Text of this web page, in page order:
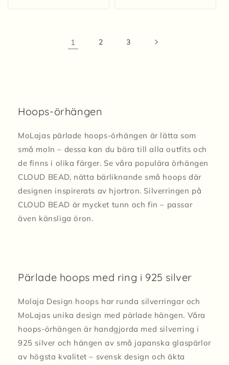
1 2 3
Hoops-örhängen
MoLajas pärlade hoops-örhängen är lätta som
små moln – dessa kan du bära till alla outfits och
de finns i olika färger. Se våra populära örhängen
CLOUD BEAD, nätta bärliknande små hoops där
designen inspirerats av hjortron. Silverringen på
CLOUD BEAD är mycket tunn och fin – passar
även känsliga öron.
Pärlade hoops med ring i 925 silver
Molaja Design hoops har runda silverringar och
MoLajas unika design med pärlade hängen. Våra
hoops-örhängen är handgjorda med silverring i
925 silver och hängen av små japanska glaspärlor
av högsta kvalitet – svensk design och äkta